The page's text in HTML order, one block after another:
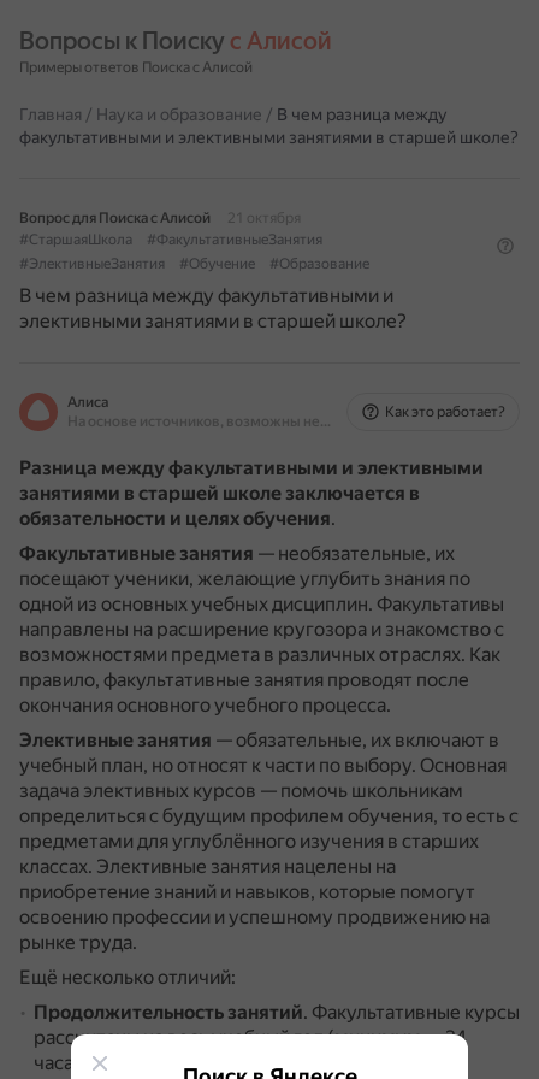
Вопросы к Поиску с Алисой
Примеры ответов Поиска с Алисой
Главная / Наука и образование / В чем разница между
факультативными и элективными занятиями в старшей школе?
Вопрос для Поиска с Алисой
21 октября
#СтаршаяШкола
#ФакультативныеЗанятия
#ЭлективныеЗанятия
#Обучение #Образование
В чем разница между факультативными и
элективными занятиями в старшей школе?
Алиса
На основе источников, возможны неточности
Как это работает?
Разница между факультативными и элективными
занятиями в старшей школе заключается в
обязательности и целях обучения.
Факультативные занятия — необязательные, их
посещают ученики, желающие углубить знания по
одной из основных учебных дисциплин. Факультативы
направлены на расширение кругозора и знакомство с
возможностями предмета в различных отраслях. Как
правило, факультативные занятия проводят после
окончания основного учебного процесса.
Элективные занятия — обязательные, их включают в
учебный план, но относят к части по выбору. Основная
задача элективных курсов — помочь школьникам
определиться с будущим профилем обучения, то есть с
предметами для углублённого изучения в старших
классах. Элективные занятия нацелены на
приобретение знаний и навыков, которые помогут
освоению профессии и успешному продвижению на
рынке труда.
Ещё несколько отличий:
Продолжительность занятий. Факультативные курсы
рассчитаны на весь учебный год (минимум — 34
часа).
Элективные курсы могут быть